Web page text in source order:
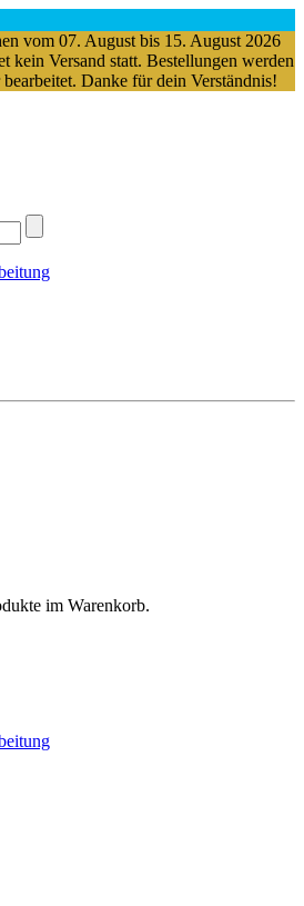
vom 07. August bis 15. August 2026
kein Versand statt. Bestellungen werden
Danke für dein Verständnis!
im Warenkorb.